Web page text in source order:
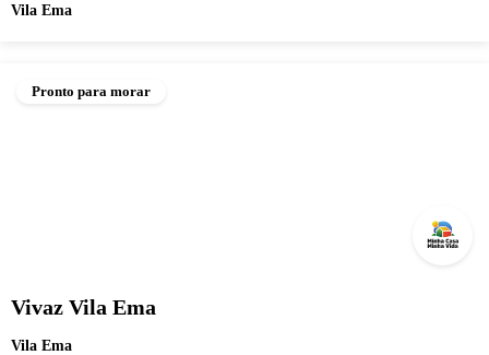
Vila Ema
Pronto para morar
Vivaz Vila Ema
Vila Ema